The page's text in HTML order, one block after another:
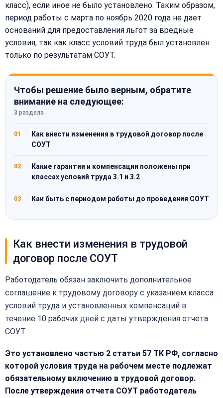
класс), если иное не было установлено. Таким образом,
период работы с марта по ноябрь 2020 года не дает
оснований для предоставления льгот за вредные
условия, так как класс условий труда был установлен
только по результатам СОУТ.
Чтобы решение было верным, обратите
внимание на следующее:
3 раздела
01
Как внести изменения в трудовой договор после
СОУТ
02
Какие гарантии и компенсации положены при
классах условий труда 3.1 и 3.2
03 Как быть с периодом работы до проведения СОУТ
Как внести изменения в трудовой
договор после СОУТ
Работодатель обязан заключить дополнительное
соглашение к трудовому договору с указанием класса
условий труда и установленных компенсаций в
течение 10 рабочих дней с даты утверждения отчета
СОУТ.
Это установлено частью 2 статьи 57 ТК РФ, согласно
которой условия труда на рабочем месте подлежат
обязательному включению в трудовой договор.
После утверждения отчета СОУТ работодатель